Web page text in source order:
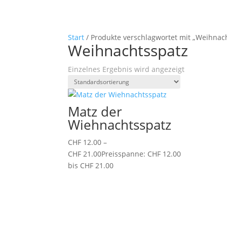
Start / Produkte verschlagwortet mit
Weihnachtsspatz
Einzelnes Ergebnis wird angezeigt
Matz der
Wiehnachtsspatz
CHF 12.00 –
CHF 21.00Preisspanne: CHF 12.00
bis CHF 21.00